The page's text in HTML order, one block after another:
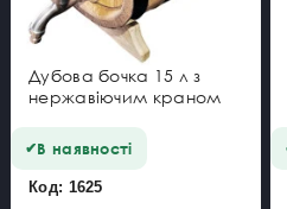
Дубова бочка 15 л з
нержавіючим краном
В наявності
Код: 1625